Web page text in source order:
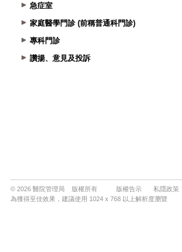
急症室
家庭醫學門診 (前稱普通科門診)
專科門診
讚揚、意見及投訴
© 2026 醫院管理局 版權所有 版權告示 私隱政策
為獲得至佳效果，建議使用 1024 x 768 以上解析度瀏覽